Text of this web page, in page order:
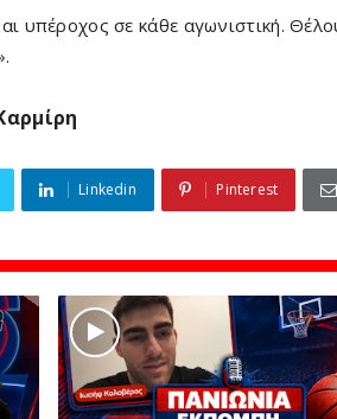
υπέροχος σε κάθε αγωνιστική.
Linkedin Pinterest